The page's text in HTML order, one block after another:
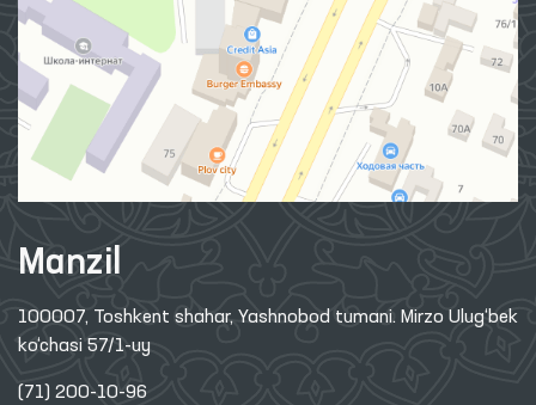
Manzil
100007, Toshkent shahar, Yashnobod tumani. Mirzo Ulug‘bek
ko‘chasi 57/1-uy
(71) 200-10-96